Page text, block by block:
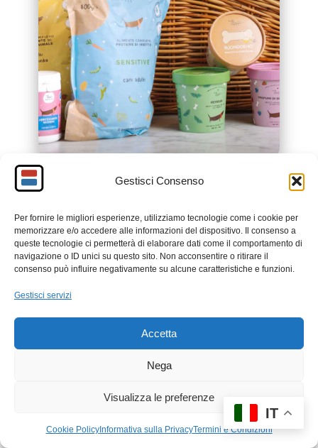
Gestisci Consenso
Per fornire le migliori esperienze, utilizziamo tecnologie come i cookie per
memorizzare e/o accedere alle informazioni del dispositivo. Il consenso a
queste tecnologie ci permetterà di elaborare dati come il comportamento di
navigazione o ID unici su questo sito. Non acconsentire o ritirare il
consenso può influire negativamente su alcune caratteristiche e funzioni.
Gestisci servizi
Accetta
Nega
Visualizza le preferenze
Cookie PolicyInformativa sulla PrivacyTermini e Condizioni
Vice City is calling
Pre Order
IT